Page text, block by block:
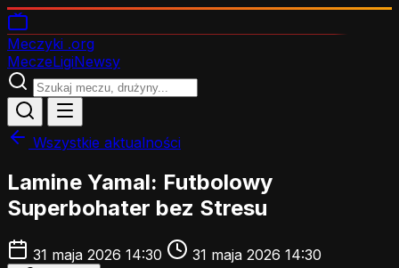
Meczyki .org
MeczeLigiNewsy
Wszystkie aktualności
Lamine Yamal: Futbolowy
Superbohater bez Stresu
31 maja 2026 14:30 31 maja 2026 14:30